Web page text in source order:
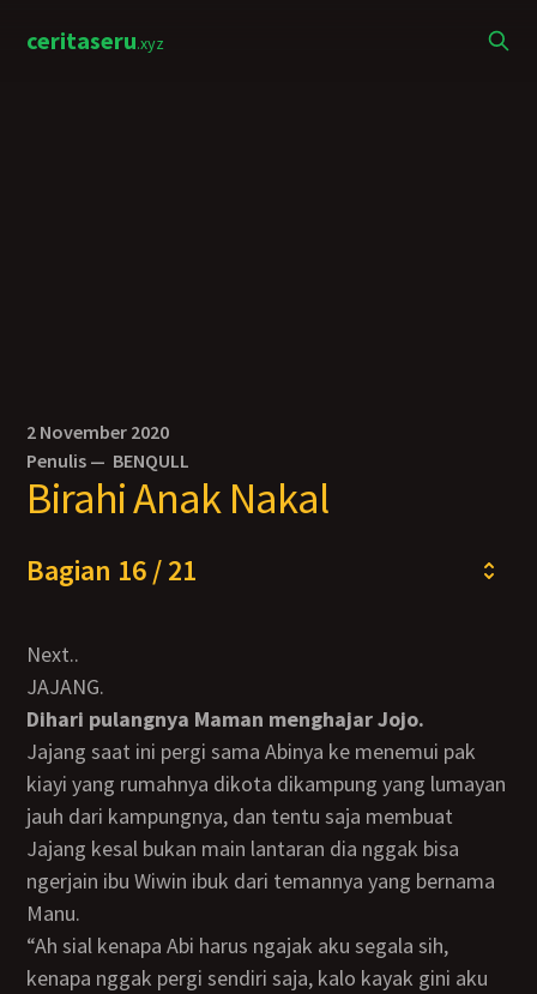
ceritaseru.xyz
2 November 2020
Penulis — BENQULL
Birahi Anak Nakal
Bagian 16 / 21
Next..
JAJANG.
dihari pulangnya Maman menghajar Jojo.
Jajang saat ini pergi sama Abinya ke menemui pak
kiayi yang rumahnya dikota dikampung yang lumayan
jauh dari kampungnya, dan tentu saja membuat
Jajang kesal bukan main lantaran dia nggak bisa
ngerjain ibu Wiwin ibuk dari temannya yang bernama
Manu.
“ah sial kenapa Abi harus ngajak aku segala sih,
kenapa nggak pergi sendiri saja, kalo kayak gini aku